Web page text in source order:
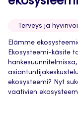
Terveys ja
Elämme
Ekosysteemi-käsite
ekosysteemi? Nyt
vaativien